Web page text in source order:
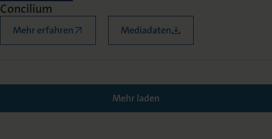
Concilium
Mehr erfahren Mediadaten
Mehr laden